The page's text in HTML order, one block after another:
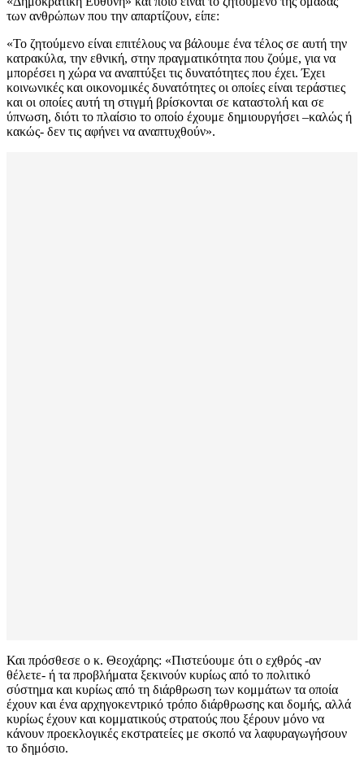
των ανθρώπων που την απαρτίζουν, είπε:
«Το ζητούμενο είναι επιτέλους να βάλουμε ένα τέλος σε αυτή την
κατρακύλα, την εθνική, στην πραγματικότητα που ζούμε, για να
μπορέσει η χώρα να αναπτύξει τις δυνατότητες που έχει. Έχει
κοινωνικές και οικονομικές δυνατότητες οι οποίες είναι τεράστιες
και οι οποίες αυτή τη στιγμή βρίσκονται σε καταστολή και σε
ύπνωση, διότι το πλαίσιο το οποίο έχουμε δημιουργήσει –καλώς ή
κακώς- δεν τις αφήνει να αναπτυχθούν».
Και πρόσθεσε ο κ. Θεοχάρης: «Πιστεύουμε ότι ο εχθρός -αν
θέλετε- ή τα προβλήματα ξεκινούν κυρίως από το πολιτικό
σύστημα και κυρίως από τη διάρθρωση των κομμάτων τα οποία
έχουν και ένα αρχηγοκεντρικό τρόπο διάρθρωσης και δομής, αλλά
κυρίως έχουν και κομματικούς στρατούς που ξέρουν μόνο να
κάνουν προεκλογικές εκστρατείες με σκοπό να λαφυραγωγήσουν
το δημόσιο.